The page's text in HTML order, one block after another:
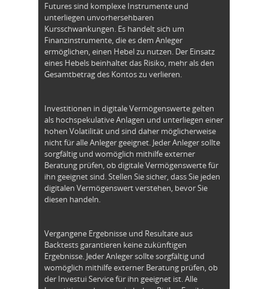
Futures sind komplexe Instrumente und
unterliegen unvorhersehbaren
Kursschwankungen. Es handelt sich um
Finanzinstrumente, die es dem Anleger
ermöglichen, einen Hebel zu nutzen. Der Einsatz
eines Hebels beinhaltet das Risiko, mehr als den
Gesamtbetrag des Kontos zu verlieren.
Investitionen in digitale Vermögenswerte gelten
als hochspekulative Anlagen und unterliegen einer
hohen Volatilität und sind daher möglicherweise
nicht für alle Anleger geeignet. Jeder Anleger sollte
sorgfältig und womöglich mithilfe externer
Beratung prüfen, ob digitale Vermögenswerte für
ihn geeignet sind. Stellen Sie sicher, dass Sie jeden
digitalen Vermögenswert verstehen, bevor Sie
diesen handeln.
Vergangene Ergebnisse und Resultate aus
Backtests garantieren keine zukünftigen
Ergebnisse. Jeder Anleger sollte sorgfältig und
womöglich mithilfe externer Beratung prüfen, ob
der Investui Service für ihn geeignet ist. Alle